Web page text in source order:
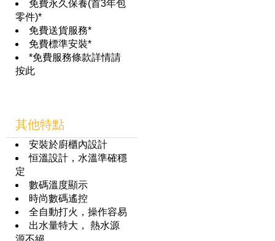
免費永久保養(首3年包
零件)*
免費送貨服務*
免費標準安裝*
*免費服務條款詳情請
按此
其他特點
安裝於廚櫃內設計
恒溫設計，水溫準確穩
定
數碼溫度顯示
時尚數碼遙控
全自動打火，操作容易
出水量特大， 熱水源
源不絕